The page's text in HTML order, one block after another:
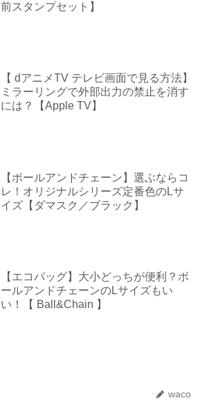
前スタンプセット】
【 dアニメTV テレビ画面で見る方法】
ミラーリングで外部出力の禁止を消す
には？【Apple TV】
【ボールアンドチェーン】選ぶならコ
レ！オリジナルシリーズ定番色のLサ
イズ【ダマスク／ブラック】
【エコバッグ】大小どっちが便利？ボ
ールアンドチェーンのLサイズもい
い！【 Ball&Chain 】
waco